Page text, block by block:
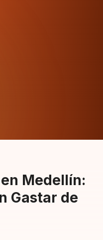
Medellín:
Gastar de